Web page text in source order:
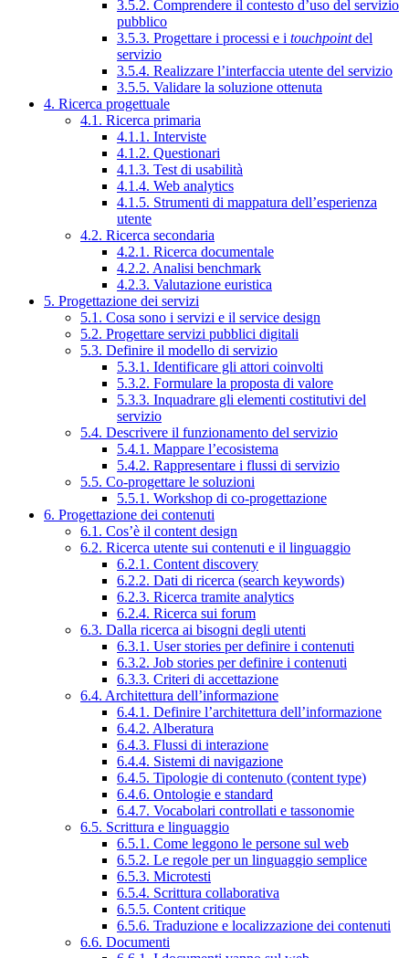
3.5.2. Comprendere il contesto d’uso del servizio
pubblico
3.5.3. Progettare i processi e i touchpointdel
servizio
3.5.4. Realizzare l’interfaccia utente del servizio
3.5.5. Validare la soluzione ottenuta
4. Ricerca progettuale
4.1. Ricerca primaria
4.1.1. Interviste
4.1.2. Questionari
4.1.3. Test di usabilità
4.1.4. Web analytics
4.1.5. Strumenti di mappatura dell’esperienza
utente
4.2. Ricerca secondaria
4.2.1. Ricerca documentale
4.2.2. Analisi benchmark
4.2.3. Valutazione euristica
5. Progettazione dei servizi
5.1. Cosa sono i servizi e il service design
5.2. Progettare servizi pubblici digitali
5.3. Definire il modello di servizio
5.3.1. Identificare gli attori coinvolti
5.3.2. Formulare la proposta di valore
5.3.3. Inquadrare gli elementi costitutivi del
servizio
5.4. Descrivere il funzionamento del servizio
5.4.1. Mappare l’ecosistema
5.4.2. Rappresentare i flussi di servizio
5.5. Co-progettare le soluzioni
5.5.1. Workshop di co-progettazione
6. Progettazione dei contenuti
6.1. Cos’è il content design
6.2. Ricerca utente sui contenuti e il linguaggio
6.2.1. Content discovery
6.2.2. Dati di ricerca (search keywords)
6.2.3. Ricerca tramite analytics
6.2.4. Ricerca sui forum
6.3. Dalla ricerca ai bisogni degli utenti
6.3.1. User stories per definire i contenuti
6.3.2. Job stories per definire i contenuti
6.3.3. Criteri di accettazione
6.4. Architettura dell’informazione
6.4.1. Definire l’architettura dell’informazione
6.4.2. Alberatura
6.4.3. Flussi di interazione
6.4.4. Sistemi di navigazione
6.4.5. Tipologie di contenuto (content type)
6.4.6. Ontologie e standard
6.4.7. Vocabolari controllati e tassonomie
6.5. Scrittura e linguaggio
6.5.1. Come leggono le persone sul web
6.5.2. Le regole per un linguaggio semplice
6.5.3. Microtesti
6.5.4. Scrittura collaborativa
6.5.5. Content critique
6.5.6. Traduzione e localizzazione dei contenuti
6.6. Documenti